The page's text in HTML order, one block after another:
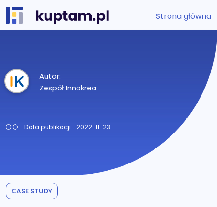
Strona główna
Autor:
Zespół Innokrea
Data publikacji: 2022-11-23
CASE STUDY